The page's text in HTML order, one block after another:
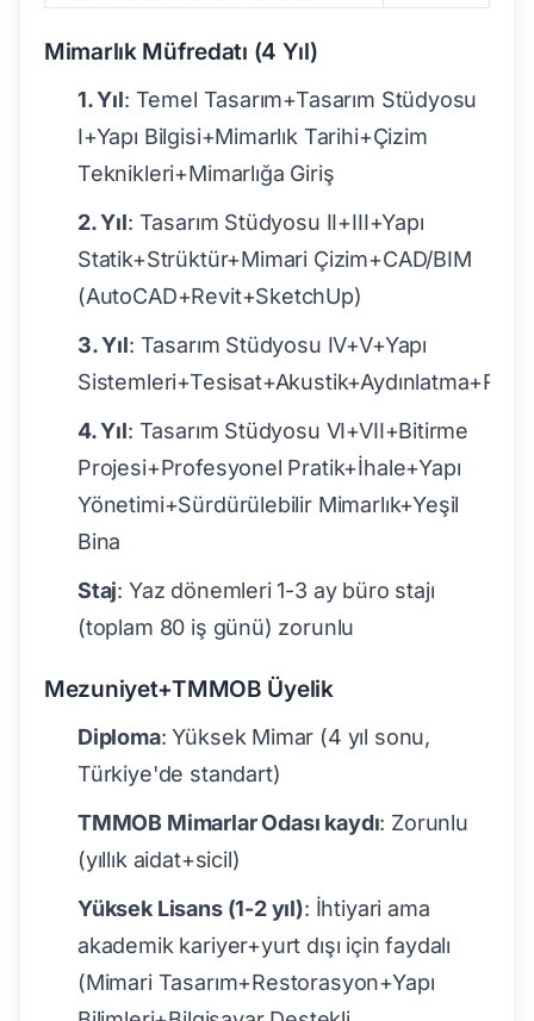
Mimarlık Müfredatı (4 Yıl)
1. Yıl: Temel Tasarım+Tasarım Stüdyosu
I+Yapı Bilgisi+Mimarlık Tarihi+Çizim
Teknikleri+Mimarlığa Giriş
2. Yıl: Tasarım Stüdyosu II+III+Yapı
Statik+Strüktür+Mimari Çizim+CAD/BIM
(AutoCAD+Revit+SketchUp)
3. Yıl: Tasarım Stüdyosu IV+V+Yapı
4. Yıl: Tasarım Stüdyosu VI+VII+Bitirme
Projesi+Profesyonel Pratik+İhale+Yapı
Yönetimi+Sürdürülebilir Mimarlık+Yeşil
Bina
Staj: Yaz dönemleri 1-3 ay büro stajı
(toplam 80 iş günü) zorunlu
Mezuniyet+TMMOB Üyelik
Diploma: Yüksek Mimar (4 yıl sonu,
Türkiye'de standart)
TMMOB Mimarlar Odası kaydı: Zorunlu
(yıllık aidat+sicil)
Yüksek Lisans (1-2 yıl): İhtiyari ama
akademik kariyer+yurt dışı için faydalı
(Mimari Tasarım+Restorasyon+Yapı